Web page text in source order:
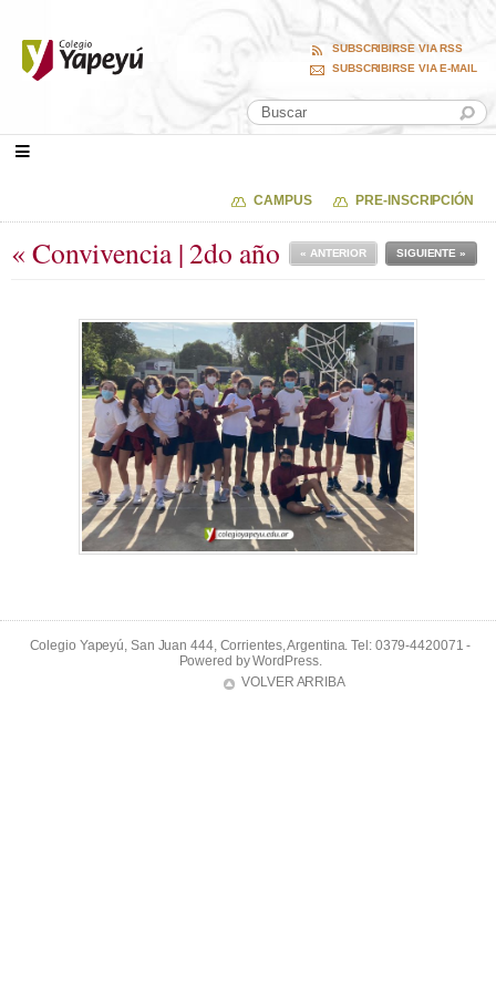
SUBSCRIBIRSE VIA RSS
SUBSCRIBIRSE VIA E-MAIL
CAMPUS PRE-INSCRIPCIÓN
« Convivencia | 2do año SIGUIENTE »
« ANTERIOR
Colegio Yapeyú, San Juan 444, Corrientes, Argentina. Tel: 0379-4420071 -
Powered byWordPress.
VOLVER ARRIBA